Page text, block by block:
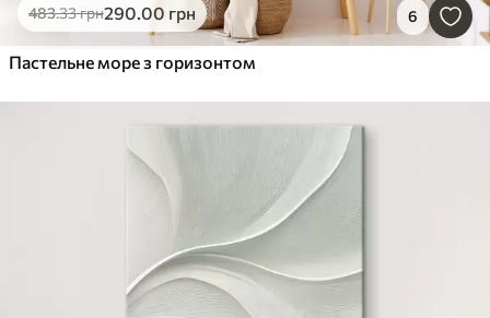
483.33грн290 .00 грн 6
Пастельне море з горизонтом